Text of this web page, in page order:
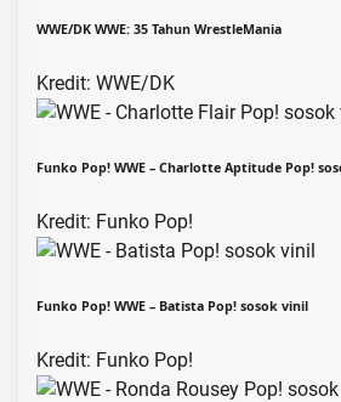
WWE/DK WWE: 35 Tahun WrestleMania
Kredit: WWE/DK
Funko Pop! WWE – Charlotte Aptitude Pop!
Kredit: Funko Pop!
Funko Pop! WWE – Batista Pop! sosok vinil
Kredit: Funko Pop!